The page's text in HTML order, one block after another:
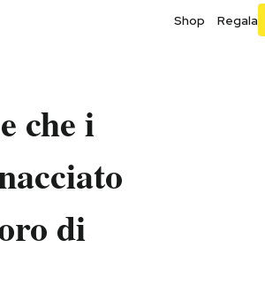
Shop Regala
che i
di